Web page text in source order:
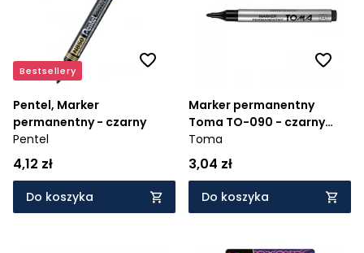
Cena rosnąco
Cena malejąco
Od najnowszych
Od najstarszych
Bestsellery
Pentel, Marker
permanentny - czarny
Pentel
4,12 zł
Do koszyka
Marker permanentny
Toma TO-090 - czarny
(09032) - końcówka
okrągła
Toma
3,04 zł
Do koszyka